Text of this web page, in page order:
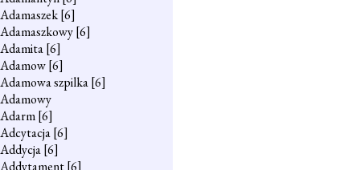
Adamaszek[6]
Adamaszkowy[6]
Adamita[6]
Adamow[6]
Adamowa szpilka[6]
Adamowy
Adarm[6]
Adcytacja[6]
Addycja[6]
Addytament[6]